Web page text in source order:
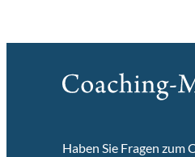
Haben Sie Fragen zum